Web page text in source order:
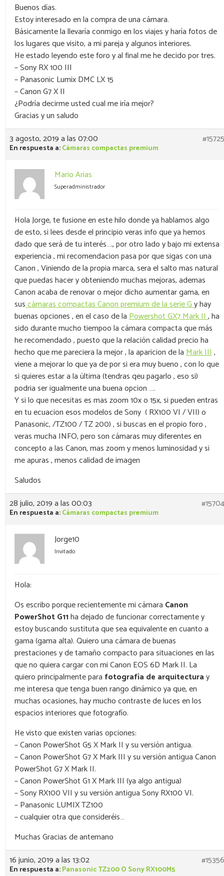
Buenos días.
Estoy interesado en la compra de una cámara.
Básicamente la llevaría conmigo en los viajes y haría fotos de
los lugares que visito, a mi pareja y algunos interiores.
He estado leyendo este foro y al final me he decido por tres.
– Sony RX 100 III
– Panasonic Lumix DMC LX 15
– Canon G7 X II
¿Podría decirme usted cual me iría mejor?
Gracias y un saludo
3 agosto, 2019 a las 07:00
#15725
En respuesta a:Cámaras compactas premium
Mario Arias
Superadministrador
Hola Jorge, te fusione en este hilo donde ya hablamos algo
de esto, si lees desde el principio veras info que ya hemos
dado que será de tu interés…., por otro lado y bajo mi extensa
experiencia , mi recomendacion pasa por que sigas con una
Canon , Viniendo de la propia marca, sera el salto mas natural
que puedas hacer y obteniendo muchas mejoras, ademas
Canon acaba de renovar o mejor dicho aumentar gama, en
suscámaras compactas Canon premium de la serie Gy hay
buenas opciones , en el caso de laPowershot GX7 Mark II, ha
sido durante mucho tiempoo la cámara compacta que más
he recomendado , puesto que la relación calidad precio ha
hecho que me pareciera la mejor , la aparicion de laMark III,
viene a mejorar lo que ya de por si era muy bueno , con lo que
si quieres estar a la última (tendras qeu pagarlo , eso si)
podria ser igualmente una buena opcion ….
Y si lo que necesitas es mas zoom 10x o 15x, si pueden entras
en tu ecuacion esos modelos de Sony ( RX100 VI / VII) o
Panasonic, /TZ100 / TZ 200) , si buscas en el propio foro ,
veras mucha INFO, pero son cámaras muy diferentes en
concepto a las Canon, mas zoom y menos luminosidad y si
me apuras , menos calidad de imagen
Saludos
28 julio, 2019 a las 00:03
#15704
En respuesta a:Cámaras compactas premium
Jorge10
Invitado
Hola:
Os escribo porque recientemente mi cámara Canon
PowerShot G11ha dejado de funcionar correctamente y
estoy buscando sustituta que sea equivalente en cuanto a
gama (gama alta). Quiero una cámara de buenas
prestaciones y de tamaño compacto para situaciones en las
que no quiera cargar con mi Canon EOS 6D Mark II. La
quiero principalmente para fotografía de arquitecturay
me interesa que tenga buen rango dinámico ya que, en
muchas ocasiones, hay mucho contraste de luces en los
espacios interiores que fotografío.
He visto que existen varias opciones:
– Canon PowerShot G5 X Mark II y su versión antigua.
– Canon PowerShot G7 X Mark III y su versión antigua Canon
PowerShot G7 X Mark II.
– Canon PowerShot G1 X Mark III (ya algo antigua)
– Sony RX100 VII y su versión antigua Sony RX100 VI.
– Panasonic LUMIX TZ100
– cualquier otra que consideréis…
Muchas Gracias de antemano
16 junio, 2019 a las 13:02
#15356
En respuesta a:Panasonic TZ200 O Sony RX100M5